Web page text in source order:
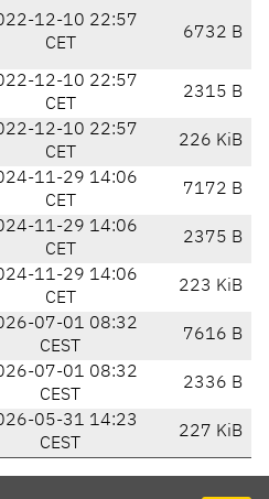
12-10 22:57
CET
6732 B
12-10 22:57
CET
2315 B
12-10 22:57
CET
226 KiB
11-29 14:06
CET
7172 B
11-29 14:06
CET
2375 B
11-29 14:06
CET
223 KiB
07-01 08:32
CEST
7616 B
07-01 08:32
CEST
2336 B
05-31 14:23
CEST
227 KiB